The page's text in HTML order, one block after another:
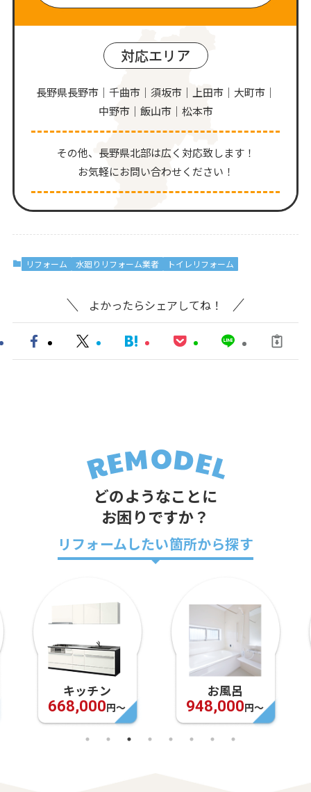
対応エリア
長野県長野市｜千曲市｜須坂市｜上田市｜大町市｜
中野市｜飯山市｜松本市
その他、⻑野県北部は広く対応致します！
お気軽にお問い合わせください！
リフォーム 水廻りリフォーム業者 トイレリフォーム
よかったらシェアしてね！
どのようなことに
お困りですか？
リフォームしたい箇所から探す
キッチン
668,000円〜
お風呂
948,000円〜